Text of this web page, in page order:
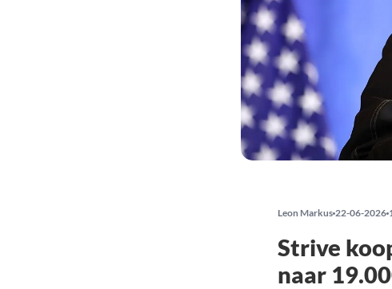
Leon Markus 22-06-2026
Strive
naar